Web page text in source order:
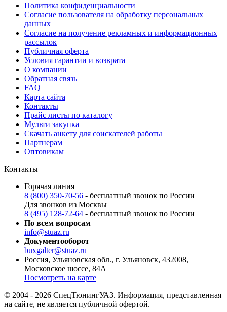
Политика конфиденциальности
Согласие пользователя на обработку персональных
данных
Согласие на получение рекламных и информационных
рассылок
Публичная оферта
Условия гарантии и возврата
О компании
Обратная связь
FAQ
Карта сайта
Контакты
Прайс листы по каталогу
Мульти закупка
Скачать анкету для соискателей работы
Партнерам
Оптовикам
Контакты
Горячая линия
8 (800) 350-70-56 - бесплатный звонок по России
Для звонков из Москвы
8 (495) 128-72-64 - бесплатный звонок по России
По всем вопросам
info@stuaz.ru
Документооборот
buxgalter@stuaz.ru
Россия, Ульяновская обл., г. Ульяновск, 432008,
Московское шоссе, 84А
Посмотреть на карте
© 2004 - 2026 СпецТюнингУАЗ. Информация, представленная
на сайте, не является публичной офертой.